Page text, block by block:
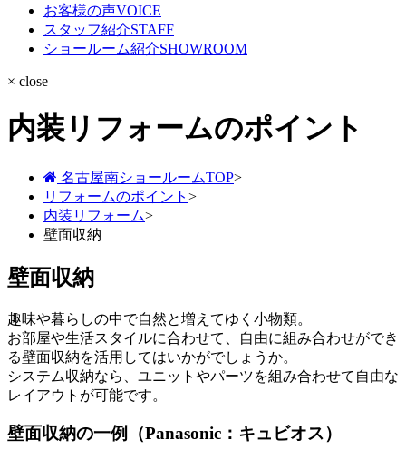
お客様の声VOICE
スタッフ紹介STAFF
ショールーム紹介SHOWROOM
× close
内装リフォームのポイント
名古屋南ショールームTOP>
リフォームのポイント >
内装リフォーム>
壁面収納
壁面収納
趣味や暮らしの中で自然と増えてゆく小物類。
お部屋や生活スタイルに合わせて、自由に組み合わせができ
る壁面収納を活用してはいかがでしょうか。
システム収納なら、ユニットやパーツを組み合わせて自由な
レイアウトが可能です。
壁面収納の一例（Panasonic：キュビオス）